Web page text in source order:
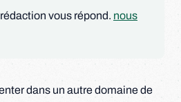
vous répond. nous
dans un autre domaine de